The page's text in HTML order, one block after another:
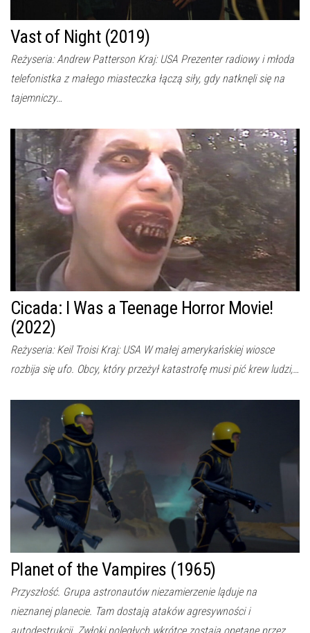
Vast of Night (2019)
Reżyseria: Andrew Patterson Kraj: USA Prezenter radiowy i młoda
telefonistka z małego miasteczka łączą siły, gdy natknęli się na
tajemniczy…
Cicada: I Was a Teenage Horror Movie!
(2022)
Reżyseria: Keil Troisi Kraj: USA W małej amerykańskiej wiosce
rozbija się ufo. Obcy, który przeżył katastrofę musi pić krew ludzi,…
Planet of the Vampires (1965)
Przyszłość. Grupa astronautów niezamierzenie ląduje na
nieznanej planecie. Tam dostają ataków agresywności i